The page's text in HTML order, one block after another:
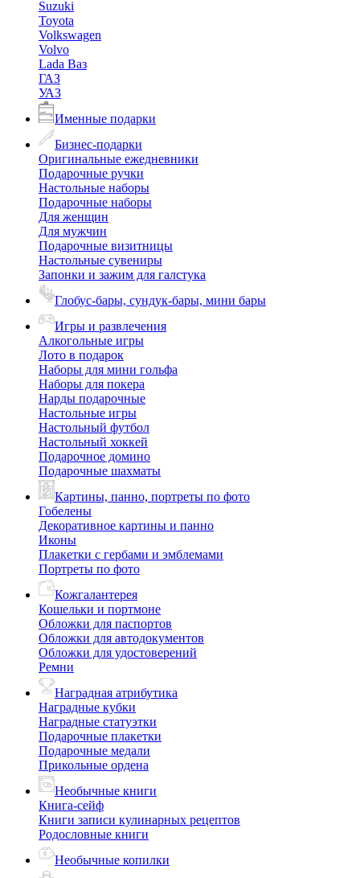
Suzuki
Toyota
Volkswagen
Volvo
Lada Ваз
ГАЗ
УАЗ
Именные подарки
Бизнес-подарки
Оригинальные ежедневники
Подарочные ручки
Настольные наборы
Подарочные наборы
Для женщин
Для мужчин
Подарочные визитницы
Настольные сувениры
Запонки и зажим для галстука
Глобус-бары, сундук-бары, мини бары
Игры и развлечения
Алкогольные игры
Лото в подарок
Наборы для мини гольфа
Наборы для покера
Нарды подарочные
Настольные игры
Настольный футбол
Настольный хоккей
Подарочное домино
Подарочные шахматы
Картины, панно, портреты по фото
Гобелены
Декоративное картины и панно
Иконы
Плакетки с гербами и эмблемами
Портреты по фото
Кожгалантерея
Кошельки и портмоне
Обложки для паспортов
Обложки для автодокументов
Обложки для удостоверений
Ремни
Наградная атрибутика
Наградные кубки
Наградные статуэтки
Подарочные плакетки
Подарочные медали
Прикольные ордена
Необычные книги
Книга-сейф
Книги записи кулинарных рецептов
Родословные книги
Необычные копилки